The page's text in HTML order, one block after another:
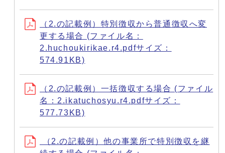
（2.の記載例）特別徴収から普通徴収へ変
更する場合 (ファイル名：
2.huchoukirikae.r4.pdfサイズ：
574.91KB)
（2.の記載例）一括徴収する場合 (ファイル
名：2.ikatuchosyu.r4.pdfサイズ：
577.73KB)
（2.の記載例）他の事業所で特別徴収を継